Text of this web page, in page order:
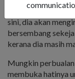
Pangkalan
sini, dia akan
bersembang
kerana dia masih
Mungkin
membuka hatinya